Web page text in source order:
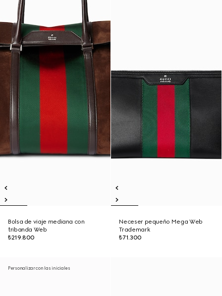
Bolsa de viaje mediana con
tribanda Web
₺219.800
Neceser pequeño Mega Web
Trademark
₺71.300
Personalizar con las iniciales